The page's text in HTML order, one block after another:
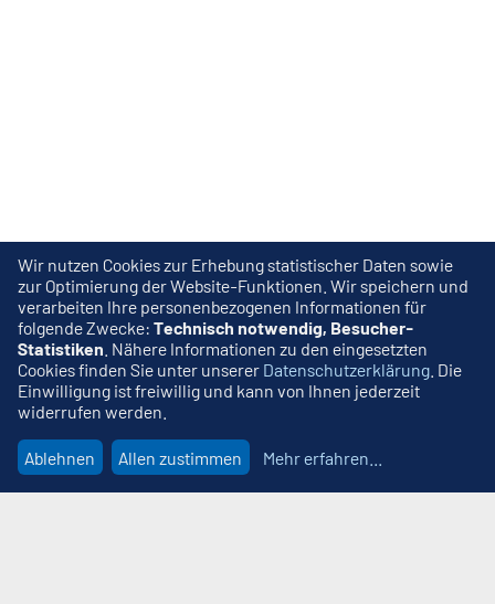
Wir nutzen Cookies zur Erhebung statistischer Daten sowie
zur Optimierung der Website-Funktionen. Wir speichern und
verarbeiten Ihre personenbezogenen Informationen für
folgende Zwecke: Technisch notwendig, Besucher-
Statistiken . Nähere Informationen zu den eingesetzten
Cookies finden Sie unter unserer Datenschutzerklärung . Die
Einwilligung ist freiwillig und kann von Ihnen jederzeit
widerrufen werden.
Ablehnen Allen zustimmen Mehr erfahren